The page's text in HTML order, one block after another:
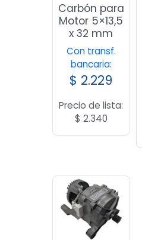
Carbón para
Motor 5×13,5
x 32 mm
Con transf.
bancaria:
$ 2.229
Precio de lista:
$ 2.340